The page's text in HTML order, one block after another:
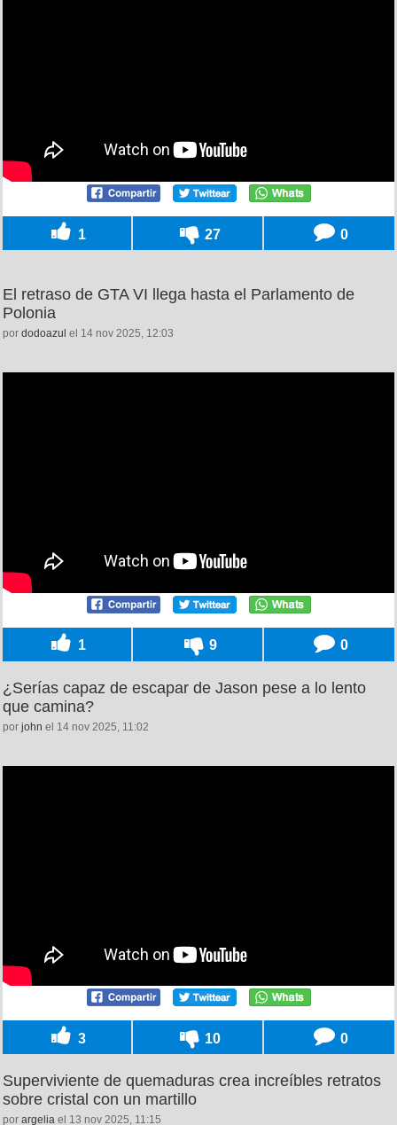
1 27 0
El retraso de GTA VI llega hasta el Parlamento de
Polonia
por dodoazul el 14 nov 2025, 12:03
1 9 0
¿Serías capaz de escapar de Jason pese a lo lento
que camina?
por john el 14 nov 2025, 11:02
3 10 0
Superviviente de quemaduras crea increíbles retratos
sobre cristal con un martillo
por argelia el 13 nov 2025, 11:15